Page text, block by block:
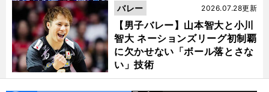
【男子バレー】山本智大と小川
智大 ネーションズリーグ初制覇
に欠かせない「ボール落とさな
い」技術
2026.07.28更新
バレー